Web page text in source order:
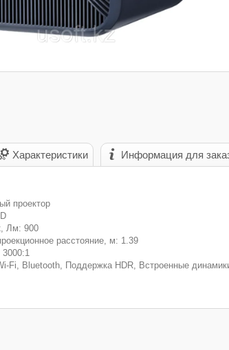
Характеристики Информация для
проектор
Лм: 900
расстояние, м: 1.39
3000:1
Fi, Bluetooth, Поддержка HDR, Встроенные